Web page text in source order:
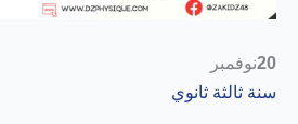
20نوفمبر
سنة ثالثة ثانوي